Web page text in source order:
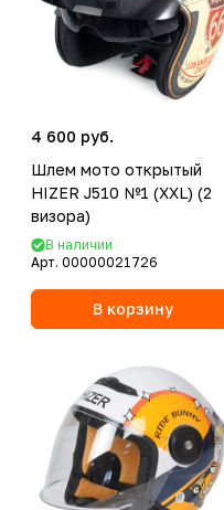
4 600 руб.
Шлем мото открытый
HIZER J510 №1 (XXL) (2
визора)
В наличии
Арт. 00000021726
В корзину